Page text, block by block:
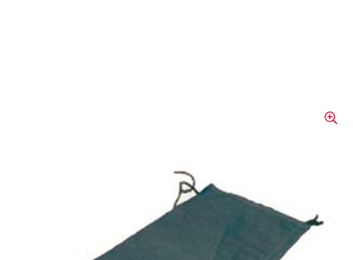
Sandsack, schwarz, hoch uv-
stabilisiert, ungefüllt (35x60